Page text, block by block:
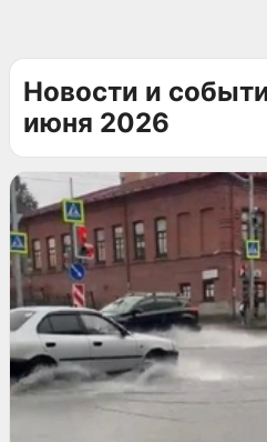
Новости и
июня 2026